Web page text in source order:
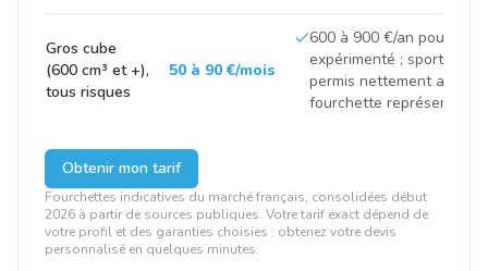
Gros cube
(600 cm³ et +),
tous risques
50 à 90 €/mois
600 à 900 €/an pour un
expérimenté ; sportives
permis nettement au-
fourchette
Obtenir mon tarif
Fourchettes indicatives du marché français, consolidées début
2026 à partir de sources publiques. Votre tarif exact dépend de
votre profil et des garanties choisies : obtenez votre devis
personnalisé en quelques minutes.